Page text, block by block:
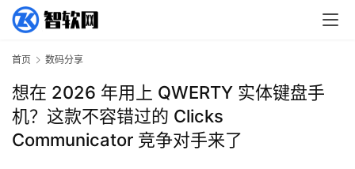
首页 数码分享
想在 2026 年用上 QWERTY 实体键盘手
机？这款不容错过的 Clicks
Communicator 竞争对手来了